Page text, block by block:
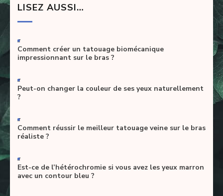
LISEZ AUSSI…
-
Comment créer un tatouage biomécanique
impressionnant sur le bras ?
-
Peut-on changer la couleur de ses yeux naturellement
?
-
Comment réussir le meilleur tatouage veine sur le bras
réaliste ?
-
Est-ce de l’hétérochromie si vous avez les yeux marron
avec un contour bleu ?